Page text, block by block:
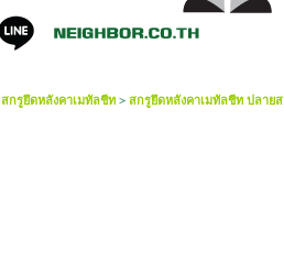
สกรูยึดหลังคาเมทัลชีท > สกรูยึดหลังคาเมทัลชีท ปลาย